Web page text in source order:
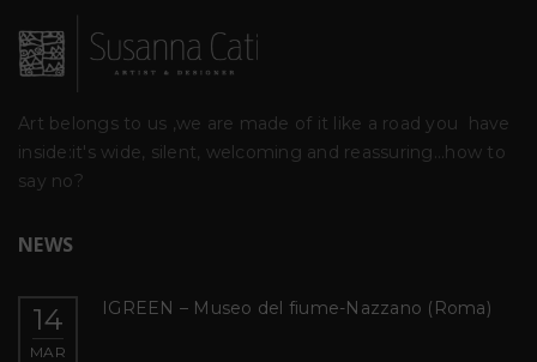
Art belongs to us ,we are made of it like a road you
have
inside:it's wide, silent, welcoming and reassuring...how to
say no?
NEWS
14
MAR
IGREEN – Museo del fiume-Nazzano (Roma)